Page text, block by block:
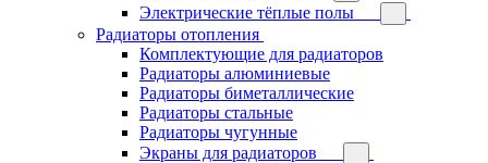
Электрические тёплые полы
Радиаторы отопления
Комплектующие для радиаторов
Радиаторы алюминиевые
Радиаторы биметаллические
Радиаторы стальные
Радиаторы чугунные
Экраны для радиаторов